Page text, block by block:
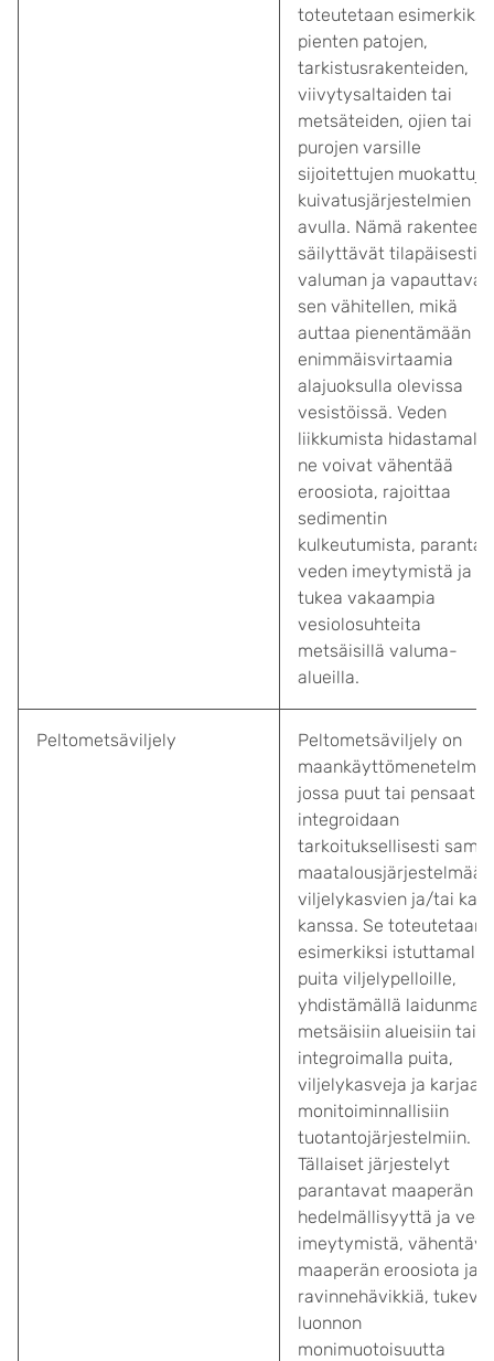
toteutetaan esimerkiksi
pienten patojen,
tarkistusrakenteiden,
viivytysaltaiden tai
metsäteiden, ojien tai
purojen varsille
sijoitettujen
kuivatusjärjestelmien
avulla. Nämä rakenteet
säilyttävät tilapäisesti
valuman ja vapauttavat
sen vähitellen, mikä
auttaa pienentämään
enimmäisvirtaamia
alajuoksulla olevissa
vesistöissä. Veden
liikkumista hidastamalla
ne voivat vähentää
eroosiota, rajoittaa
sedimentin
kulkeutumista, parantaa
veden imeytymistä ja
tukea vakaampia
vesiolosuhteita
metsäisillä valuma-
alueilla.
Peltometsäviljely
Peltometsäviljely on
maankäyttömenetelmä,
jossa puut tai pensaat
integroidaan
tarkoituksellisesti
maatalousjärjestelmään
viljelykasvien ja/tai
kanssa. Se toteutetaan
esimerkiksi istuttamalla
puita viljelypelloille,
yhdistämällä
metsäisiin alueisiin tai
integroimalla puita,
viljelykasveja ja karjaa
monitoiminnallisiin
tuotantojärjestelmiin.
Tällaiset järjestelyt
parantavat maaperän
hedelmällisyyttä ja
imeytymistä,
maaperän eroosiota ja
ravinnehävikkiä, tukevat
luonnon
monimuotoisuutta